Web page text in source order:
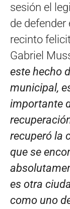
sesión el
de defender
recinto
Gabriel
este hecho
municipal,
importante
recuperó la
que se
es otra
como uno